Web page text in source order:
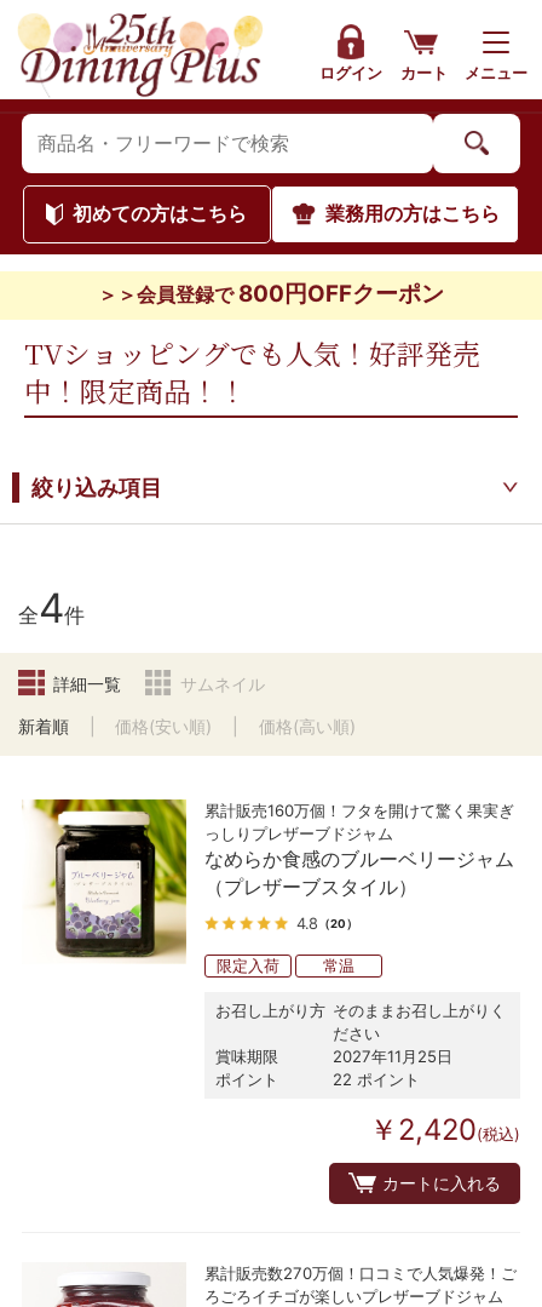
ログイン カート メニュー
初めての方はこちら 業務用の方はこちら
＞＞会員登録で 800円OFFクーポン
TVショッピングでも人気！好評発売
中！限定商品！！
絞り込み項目
全4件
詳細一覧 サムネイル
新着順 価格(安い順) 価格(高い順)
累計販売160万個！フタを開けて驚く果実ぎ
っしりプレザーブドジャム
なめらか食感のブルーベリージャム
（プレザーブスタイル）
4.8 （20）
限定入荷 常温
お召し上がり方 そのままお召し上がりく
ださい
賞味期限
2027年11月25日
ポイント
22 ポイント
￥2,420(税込)
カートに入れる
累計販売数270万個！口コミで人気爆発！ご
ろごろイチゴが楽しいプレザーブドジャム